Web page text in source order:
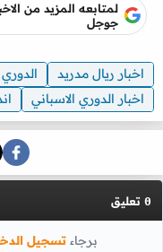
لمتابعه المزيد من
جوجل
اخبار ريال مدريد
اخبار الدوري الاسباني
0 تعليق
برجاءتسجيل